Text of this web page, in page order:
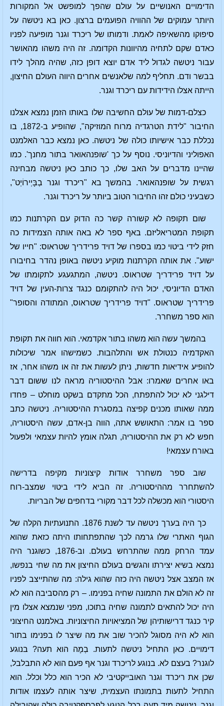
הדימויים האנושיים על עולם שהפך למופשט אל המקורות
היותר עמוקים של ההוויה הפועמים ברצון. כאן בא ניטשה על
סיפוקו מהשאיפה לאמת. ודמותו של ריכרד וגנר מופיעה לפניו
כאדם שקם לתחיה מהיוונות הקדומה. זה היה משהו מהאושר
עבור ניטשה לגדול ליד אדם יוצא דופן כזה, שהיה מהלך לידו
בבשר ודם. תחליף למה שלאנשים אחרים היווה העולם החיצון,
הייתה אצלו הידידות עם ריכרד וגנר.
כצלם-דמות של עולם החשיבה שלו באותו הזמן נמצא אצלנו
החיבור "לידת הטרגדיה מרוח המוזיקה", שהופיע ב-1872, בו
נכללת כבר אישיותו כולה של ניטשה. כאן נמצא כבר האלמנט
האפוליני והדיוניסי. נוסף על כך 'שופנהאואר בתור מחנך'. כמו
שהיינו מדברים על האב שלו, כך כותב כאן ניטשה מבחינה
רגשית על שופנהאואר. בהמשך בא "ריכרד וגנר בְבָּיְירוֹיְט",
כשבעיני כולם זהו החיבור הטוב ביותר על ריכרד וגנר.
שום תקופה לא קשורה קשר כה הדוק עם הקרתנות כמו
תקופת המטריאליזם. באף ספר לא באה אותה הצמידות כה
חזק לידי ביטוי כמו בספרו של דויד פרידריך שטראוס: "חייו של
ישוע". את אותה הקרתנות מוקיע ניטשה באופן נהדר בחיבורו
על דויד פרידריך שטראוס. ניטשה, המתגעגע לתקומתו של
האדם הדיוניסי, יכול היה להתקומם כנגד צרות-העין של דויד
פרידריך שטראוס. "דויד פרידריך שטראוס, המתודה והסופר"
הוא ספר משחרר.
בהמשך עשה הוא משהו בתור אקדמאי. הוא חווה את תקופת
האקדמיה כנטולת אש והתלהבות. כשמישהו אמר שיכולות
להופיע אידיאות חדשות, ניתן לעשות את זה או משהו אחר, אז
באו אחרים שאמרו: אבל ההיסטוריה מראה לנו ששום דבר
דילגני לא יכול להתפתח, הכל מתקדם בשקט מוחלט – פחדו
ממה שאותו מכנים קפיצה במסגרת ההיסטוריה. ניטשה כתב
ספר בו אמר: התאושש אתה, הווה בן-אדם, עשה היסטוריה,
חפש לא רק את ההיסטוריה, תגלה אומץ להיות עצמאי ולפעול
באורח עצמאי!
שוב ספר משחרר אודות קיצוניות מקיפה בדרישה
להשתחרר מההיסטוריה. זה הביא לידי ביטוי שמצב-רוח
היסטורי הוא מכשלה לכל דבר מקורי בדחפים של הבריות.
כך היה בערך ניטשה עד לשנת 1876. התנועתיות הקלה של
הגוף האתרי שלו גרמה לכך שהתפתחותו היתה כזאת שהוא
עמד הרחק ממה שהתרחש בעולם. וב-1876, כשוגנר היה
נמצא בשיא יצירתו והגשים בעולם החיצון את מה שחי בנפשו,
אז המצב אצל ניטשה היה כזה שהוא גילה: מה שהתייצב לפניו
זה לא הולם את התמונה שחיה בפנימו. – רק מהסביבה הוא לא
היה יכול להתאים לתמונה שחיה בתוכו, מפני שנמצא אצלו מין
קיר כנגד דרישותיהן של המציאויות החיצוניות. באלמנט החיצוני
הוא לא היה מסוגל להכיר שוב את מה שיצר לו בפנימו בתור
דימויים. כאן התחיל ניטשה לתעות. בְמָה הוא תעה? בנוגע
לוגנר? בעצם לא. בנוגע לריכרד וגנר אף פעם הוא לא התבלבל,
שכן את ריכרד וגנר האובייקטיבי לא הכיר הוא כלל וכלל. הוא
התחיל לתעות בתמונתו העצמית, שיצר אותה לעצמו אודות